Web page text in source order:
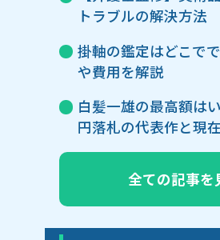
トラブルの解決方法
掛軸の鑑定はどこで
や費用を解説
白髪一雄の最高額は
円落札の代表作と現
全ての記事を